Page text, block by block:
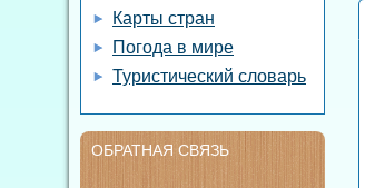
Карты стран
Погода в мире
Туристический словарь
ОБРАТНАЯ СВЯЗЬ